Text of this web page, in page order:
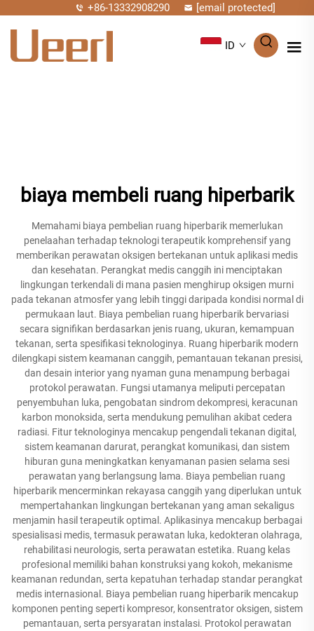
+86-13332908290 [email protected]
ID
biaya membeli ruang hiperbarik
Memahami biaya pembelian ruang hiperbarik memerlukan
penelaahan terhadap teknologi terapeutik komprehensif yang
memberikan perawatan oksigen bertekanan untuk aplikasi medis
dan kesehatan. Perangkat medis canggih ini menciptakan
lingkungan terkendali di mana pasien menghirup oksigen murni
pada tekanan atmosfer yang lebih tinggi daripada kondisi normal di
permukaan laut. Biaya pembelian ruang hiperbarik bervariasi
secara signifikan berdasarkan jenis ruang, ukuran, kemampuan
tekanan, serta spesifikasi teknologinya. Ruang hiperbarik modern
dilengkapi sistem keamanan canggih, pemantauan tekanan presisi,
dan desain interior yang nyaman guna menampung berbagai
protokol perawatan. Fungsi utamanya meliputi percepatan
penyembuhan luka, pengobatan sindrom dekompresi, keracunan
karbon monoksida, serta mendukung pemulihan akibat cedera
radiasi. Fitur teknologinya mencakup pengendali tekanan digital,
sistem keamanan darurat, perangkat komunikasi, dan sistem
hiburan guna meningkatkan kenyamanan pasien selama sesi
perawatan yang berlangsung lama. Biaya pembelian ruang
hiperbarik mencerminkan rekayasa canggih yang diperlukan untuk
mempertahankan lingkungan bertekanan yang aman sekaligus
menjamin hasil terapeutik optimal. Aplikasinya mencakup berbagai
spesialisasi medis, termasuk perawatan luka, kedokteran olahraga,
rehabilitasi neurologis, serta perawatan estetika. Ruang kelas
profesional memiliki bahan konstruksi yang kokoh, mekanisme
keamanan redundan, serta kepatuhan terhadap standar perangkat
medis internasional. Biaya pembelian ruang hiperbarik mencakup
komponen penting seperti kompresor, konsentrator oksigen, sistem
pemantauan, serta persyaratan instalasi. Protokol perawatan